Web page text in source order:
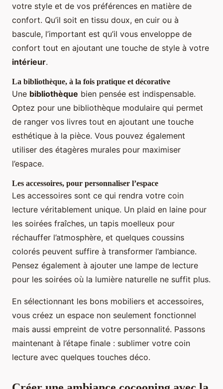
votre style et de vos préférences en matière de
confort. Qu’il soit en tissu doux, en cuir ou à
bascule, l’important est qu’il vous enveloppe de
confort tout en ajoutant une touche de style à votre
intérieur.
La bibliothèque, à la fois pratique et décorative
Une bibliothèque bien pensée est indispensable.
Optez pour une bibliothèque modulaire qui permet
de ranger vos livres tout en ajoutant une touche
esthétique à la pièce. Vous pouvez également
utiliser des étagères murales pour maximiser
l’espace.
Les accessoires, pour personnaliser l’espace
Les accessoires sont ce qui rendra votre coin
lecture véritablement unique. Un plaid en laine pour
les soirées fraîches, un tapis moelleux pour
réchauffer l’atmosphère, et quelques coussins
colorés peuvent suffire à transformer l’ambiance.
Pensez également à ajouter une lampe de lecture
pour les soirées où la lumière naturelle ne suffit plus.
En sélectionnant les bons mobiliers et accessoires,
vous créez un espace non seulement fonctionnel
mais aussi empreint de votre personnalité. Passons
maintenant à l’étape finale : sublimer votre coin
lecture avec quelques touches déco.